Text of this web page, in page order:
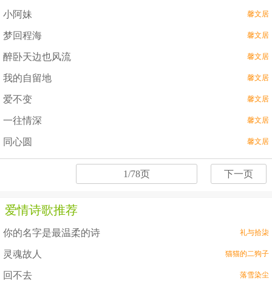
小阿妹 馨文居
梦回程海 馨文居
醉卧天边也风流 馨文居
我的自留地 馨文居
爱不变 馨文居
一往情深 馨文居
同心圆 馨文居
下一页
1/78页
爱情诗歌推荐
你的名字是最温柔的诗 礼与拾柒
灵魂故人 猫猫的二狗子
回不去 落雪染尘